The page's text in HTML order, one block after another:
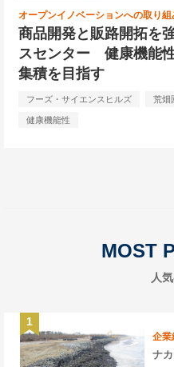
オープンイノベーションへの取り組
商品開発と販路開拓を
スセンター 健康機能
集積を目指す
フーズ・サイエンスヒルズ 荒畑
健康機能性
MOST
人
企業
ナ